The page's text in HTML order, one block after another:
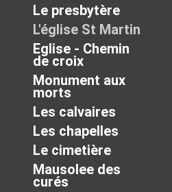
Le presbytère
L'église St Martin
Eglise - Chemin
de croix
Monument aux
morts
Les calvaires
Les chapelles
Le cimetière
Mausolee des
curés